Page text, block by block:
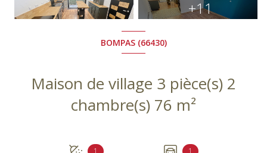
+11
BOMPAS (66430)
Maison de village 3 pièce(s) 2
chambre(s) 76 m²